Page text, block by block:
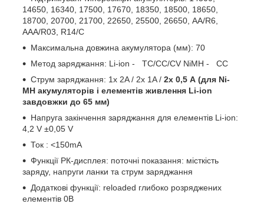
14650, 16340, 17500, 17670, 18350, 18500, 18650,
18700, 20700, 21700, 22650, 25500, 26650, AA/R6,
AAA/R03, R14/C
Максимальна довжина акумулятора (мм): 70
Метод заряджання: Li-ion - TC/CC/CV NiMH - CC
Струм заряджання: 1x 2A / 2x 1A / 2x 0,5 А (для Ni-
MH акумуляторів і елементів живлення Li-ion
завдовжки до 65 мм)
Напруга закінчення заряджання для елементів Li-ion:
4,2 V ±0,05 V
Ток : <150mA
Функції РК-дисплея: поточні показання: місткість
заряду, напруги ланки та струм заряджання
Додаткові функції: reloaded глибоко розряджених
елементів 0В